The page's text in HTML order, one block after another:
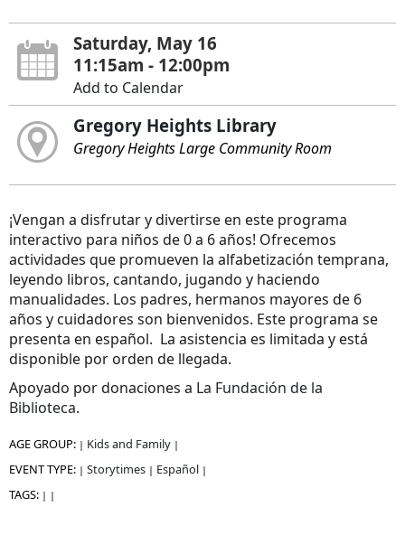
Saturday, May 16
11:15am - 12:00pm
Add to Calendar
Gregory Heights Library
Gregory Heights Large Community Room
¡Vengan a disfrutar y divertirse en este programa
interactivo para niños de 0 a 6 años! Ofrecemos
actividades que promueven la alfabetización temprana,
leyendo libros, cantando, jugando y haciendo
manualidades. Los padres, hermanos mayores de 6
años y cuidadores son bienvenidos. Este programa se
presenta en español. La asistencia es limitada y está
disponible por orden de llegada.
Apoyado por donaciones a La Fundación de la
Biblioteca.
AGE GROUP: | Kids and Family |
EVENT TYPE: | Storytimes | Español |
TAGS: | |